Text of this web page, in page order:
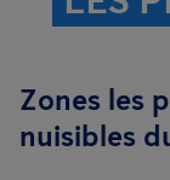
Zones les
nuisibles